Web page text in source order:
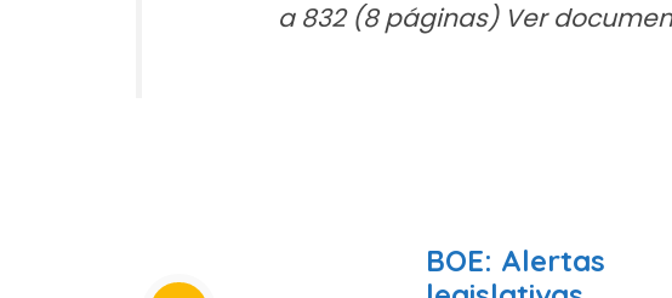
a 832 (8 páginas) Ver
BOE: Alertas